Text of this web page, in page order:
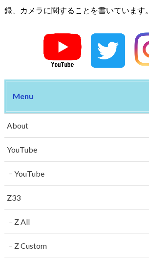
録、カメラに関することを書いています。
Menu
About
YouTube
YouTube
Z33
Z All
Z Custom